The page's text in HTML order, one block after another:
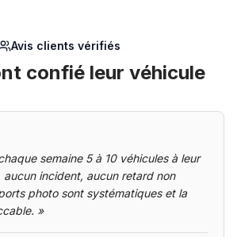
Avis clients vérifiés
confié leur véhicule
semaine 5 à 10 véhicules à leur
aucun incident, aucun retard non
photo sont systématiques et la
»